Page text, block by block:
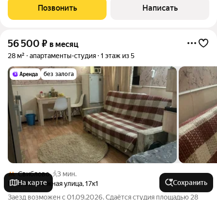
кв.м. Комната - 18 кв.м. Кухня - 10 кв.м. Лоджия - 3 кв.м.
Квартира с косметическим
Позвонить Написать
56 500 ₽ в месяц
28 м² апартаменты-студия 1 этаж из 5
без залога
Свиблово
3 мин.
Москва,Снежная улица,17к1
Заезд возможен с 01.09.2026. Сдаётся студия площадью 28
На карте Сохранить